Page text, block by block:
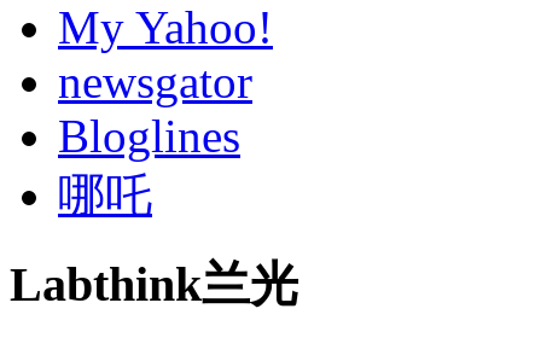
My Yahoo!
newsgator
Bloglines
哪吒
Labthink兰光